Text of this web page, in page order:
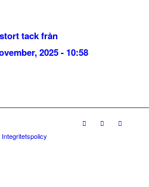
tack från
2025 - 10:58
Integritetspolicy